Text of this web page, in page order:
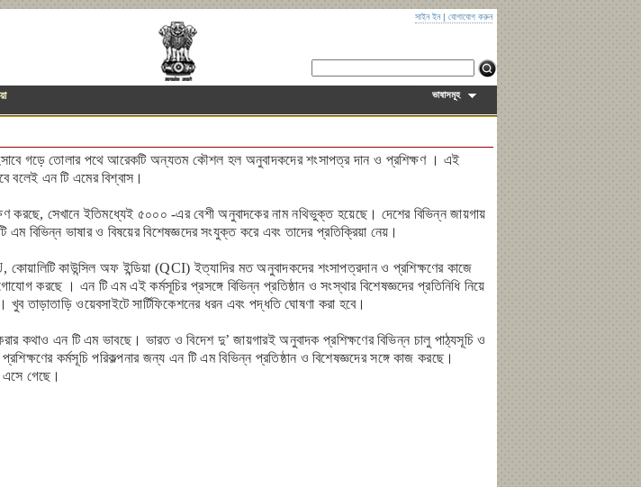
সাইন ইন| যোগাযোগ করুন
ভাষাসমূহ
হিসাবে গড়ে তোলার পথে আরেকটি অন্যতম কৌশল হল অনুবাদকদের শংসাপত্র দান ও প্রশিক্ষণ । এই
এন টি এমের বিশ্বাস।
করছে, সেখানে ইতিমধ্যেই ৫০০০ -এর বেশী অনুবাদকের নাম নথিভুক্ত হয়েছে। দেশের বিভিন্ন জায়গায়
বিভিন্ন ভাষার ও বিষয়ের বিশেষজ্ঞদের সংযুক্ত করে এবং তাদের প্রতিক্রিয়া নেয়।
কাউন্সিল অফ ইন্ডিয়া (QCI) ইত্যাদির মত অনুবাদকদের শংসাপত্রদান ও প্রশিক্ষণের কাজে
করছে । এন টি এম এই কর্মসূচির প্রসঙ্গে বিভিন্ন প্রতিষ্ঠান ও সংস্থার বিশেষজ্ঞদের প্রতিনিধি নিয়ে
ওয়েবসাইটে সার্টিফিকেশনের ধরন এবং পদ্ধতি ঘোষণা করা হবে।
কথাও এন টি এম ভাবছে। ভারত ও বিদেশ দু’ জায়গারই অনুবাদক প্রশিক্ষণের বিভিন্ন চালু পাঠ্যসূচি ও
কর্মসূচি পরিকল্পনার জন্য এন টি এম বিভিন্ন প্রতিষ্ঠান ও বিশেষজ্ঞদের সঙ্গে কাজ করছে।
এসে গেছে।